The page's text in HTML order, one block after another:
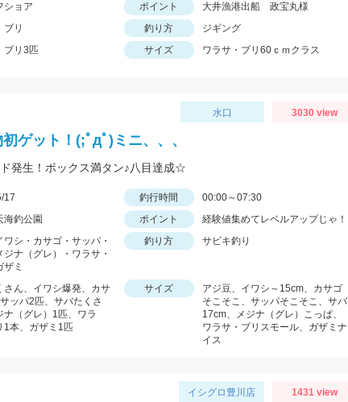
ショア ポイント
大井漁港出船 政宝丸様
ブリ 釣り方
ジギング
ブリ3匹 サイズ ワラサ・ブリ60ｃｍクラス
水口 3030 view
ゲット！(;ﾟдﾟ)ミニ、、、
発生！ボックス満タン♪八目達成☆
17 釣行時間
00:00～07:30
海釣公園 ポイント
経験値集めてレベルアップじゃ！
ワシ・カサゴ・サッパ・
ジナ（グレ）・ワラサ・
ザミ
釣り方 サビキ釣り
さん、イワシ爆発、カサ
ッパ2匹、サバたくさ
ナ（グレ）1匹、ワラ
1本、ガザミ1匹
サイズ
アジ豆、イワシ～15cm、カサゴ
そこそこ、サッパそこそこ、サバ
17cm、メジナ（グレ）こっぱ、
ワラサ・ブリスモール、ガザミナ
イス
イシグロ豊川店 1431 view